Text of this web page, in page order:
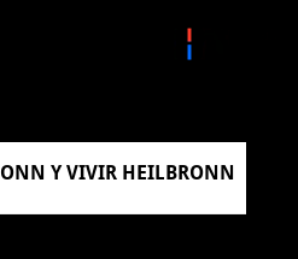
Y VIVIR HEILBRONN